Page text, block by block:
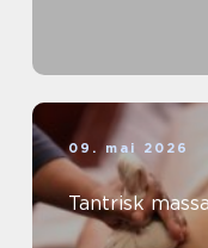
09. mai 2026
Tantrisk